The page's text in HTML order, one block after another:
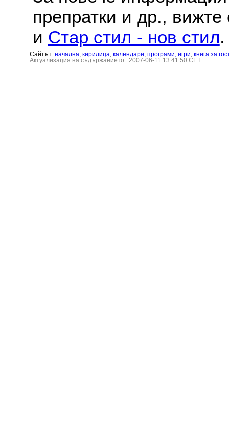
препратки и др.,
и Стар стил - нов стил.
Сайтът: началнa кирилица календари програми, игри книга за
Актуализация на съдържанието : 2007-06-11 13:41:50 CET